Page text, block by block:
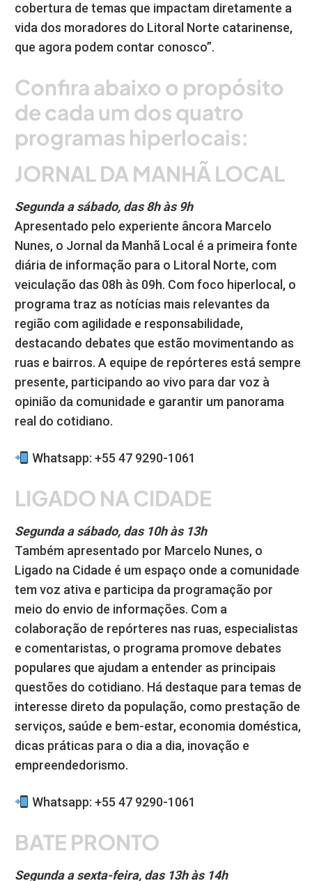
cobertura de temas que impactam diretamente a
vida dos moradores do Litoral Norte catarinense,
que agora podem contar conosco”.
Confira abaixo o propósito
de cada um dos quatro
programas hiperlocais:
JORNAL DA MANHÃ LOCAL
Segunda a sábado, das 8h às 9h
Apresentado pelo experiente âncora Marcelo
Nunes, o Jornal da Manhã Local é a primeira fonte
diária de informação para o Litoral Norte, com
veiculação das 08h às 09h. Com foco hiperlocal, o
programa traz as notícias mais relevantes da
região com agilidade e responsabilidade,
destacando debates que estão movimentando as
ruas e bairros. A equipe de repórteres está sempre
presente, participando ao vivo para dar voz à
opinião da comunidade e garantir um panorama
real do cotidiano.
Whatsapp: +55 47 9290-1061
LIGADO NA CIDADE
Segunda a sábado, das 10h às 13h
Também apresentado por Marcelo Nunes, o
Ligado na Cidade é um espaço onde a comunidade
tem voz ativa e participa da programação por
meio do envio de informações. Com a
colaboração de repórteres nas ruas, especialistas
e comentaristas, o programa promove debates
populares que ajudam a entender as principais
questões do cotidiano. Há destaque para temas de
interesse direto da população, como prestação de
serviços, saúde e bem-estar, economia doméstica,
dicas práticas para o dia a dia, inovação e
empreendedorismo.
Whatsapp: +55 47 9290-1061
BATE PRONTO
Segunda a sexta-feira, das 13h às 14h